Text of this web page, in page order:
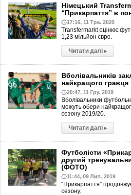
Німецький
“Прикарпаття” в
17:16, 11 Тра. 2020
Transfermarkt оцінює
1,23 мільйон євро.
Читати далі ▸
Вболівальників
найкращого гравця
20:47, 11 Гру. 2019
Вболівальники
можуть обери
сезону 2019/20.
Читати далі ▸
Футболісти
другий
(ФОТО)
11:44, 09 Лип. 2019
“Прикарпаття”
сезону.